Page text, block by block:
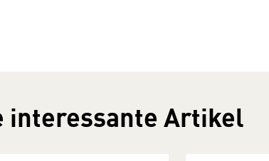
interessante Artikel